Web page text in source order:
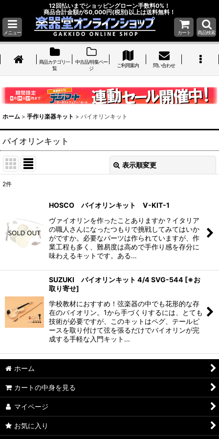
12回払いまでショッピングローン手数料0%！
商品合計金額が50,000円(税別)以上は送料無料！
メニュー カート 商品検索
商品カテゴリ一
覧
中古品/特集ペー
ジ
ご利用案内 問い合わせ
ホーム > 手作り楽器キット > バイオリンキット
バイオリンキット
表示順変更
並び順:
絞り込む
2件
HOSCO バイオリンキット V-KIT-1
ヴァイオリンを作ったことありますか？イタリア
の職人さんになったつもりで挑戦してみてはいか
がですか。必要なパーツは作られていますが、作
業工程も多く、難易度は高めで手作り感を存分に
味わえるキットです。ある…
SUZUKI バイオリンキット 4/4 SVG-544 [※お
取り寄せ]
学校教材におすすめ！弦楽器の中でも花形的な存
在のバイオリン。1から手づくりするには、とても
技術が必要ですが、このキットはペグ、テールピ
ースを取り付けて弦を張るだけでバイオリンが完
成する手軽な入門キット…
ホーム
カートの中身を見る
マイページ
お気に入り